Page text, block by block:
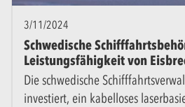
3/11/2024
Schwedische
Leistungsfähigkeit von
Die schwedische
investiert, ein kabelloses